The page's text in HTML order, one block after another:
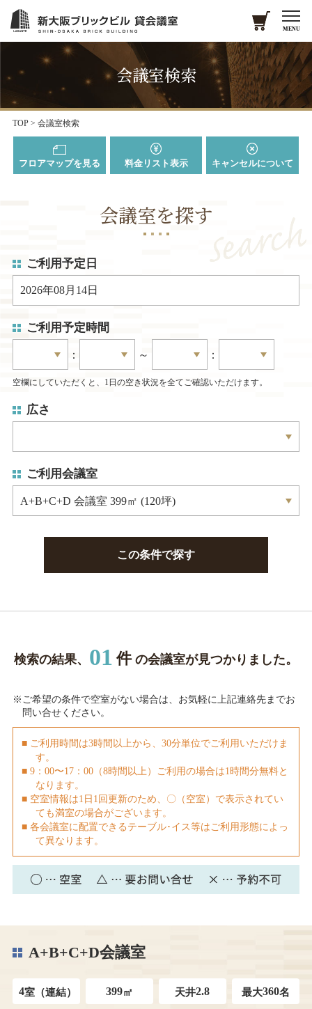
MENU
会議室検索
TOP> 会議室検索
フロアマップを見る 料金リスト表示 キャンセルについて
会議室を探す
ご利用予定日
ご利用予定時間
： ～ ：
空欄にしていただくと、1日の空き状況を全てご確認いただけます。
広さ
ご利用会議室
検索の結果、 01 件の会議室が見つかりました。
※ご希望の条件で空室がない場合は、お気軽に上記連絡先までお
問い合せください。
■ ご利用時間は3時間以上から、30分単位でご利用いただけま
す。
■ 9：00〜17：00（8時間以上）ご利用の場合は1時間分無料と
なります。
■ 空室情報は1日1回更新のため、〇（空室）で表示されてい
ても満室の場合がございます。
■ 各会議室に配置できるテーブル･イス等はご利用形態によっ
て異なります。
A+B+C+D会議室
4室（連結） 399㎡ 天井2.8 最大360名